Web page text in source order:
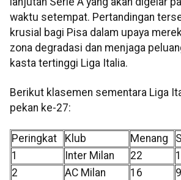
waktu setempat. Pertandingan
krusial bagi Pisa dalam upaya
zona degradasi dan menjaga
kasta tertinggi Liga Italia.
Berikut klasemen sementara Liga
pekan ke-27:
Peringkat Klub Menang
1
Inter Milan 22 1
2
AC Milan 16 9